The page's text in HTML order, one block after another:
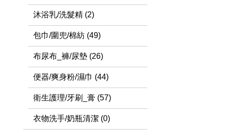
沐浴乳/洗髮精 (2)
包巾/圍兜/棉紡 (49)
布尿布_褲/尿墊 (26)
便器/爽身粉/濕巾 (44)
衛生護理/牙刷_膏 (57)
衣物洗手/奶瓶清潔 (0)